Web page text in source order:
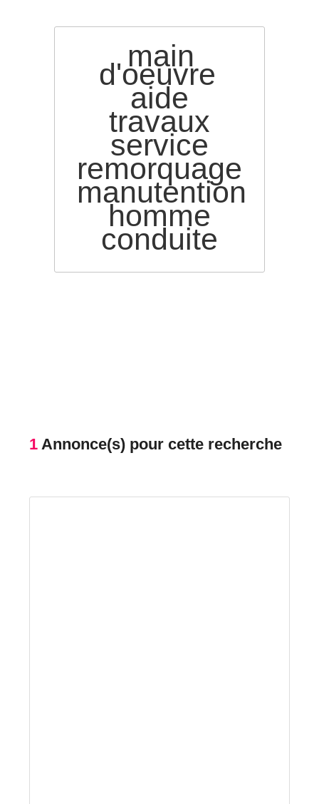
main
d'oeuvre
aide
travaux
service
remorquage
manutention
homme
conduite
1 Annonce(s) pour cette recherche